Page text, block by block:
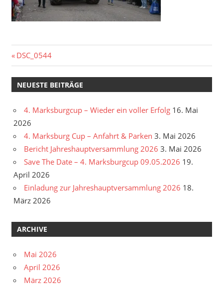
Beitragsnavigation
Vorheriger
Beitrag:
DSC_0544
NEUESTE BEITRÄGE
4. Marksburgcup – Wieder ein voller Erfolg 16. Mai
2026
4. Marksburg Cup – Anfahrt & Parken 3. Mai 2026
Bericht Jahreshauptversammlung 2026 3. Mai 2026
Save The Date – 4. Marksburgcup 09.05.2026 19.
April 2026
Einladung zur Jahreshauptversammlung 2026 18.
März 2026
ARCHIVE
Mai 2026
April 2026
März 2026